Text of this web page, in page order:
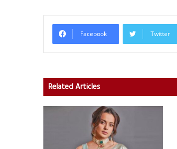
Facebook Twitter
Related Articles